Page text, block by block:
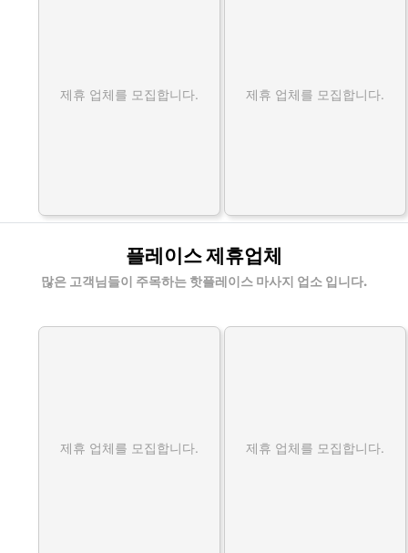
제휴 업체를 모집합니다. 제휴 업체를 모집합니다.
플레이스 제휴업체
많은 고객님들이 주목하는 핫플레이스 마사지 업소 입니다.
제휴 업체를 모집합니다. 제휴 업체를 모집합니다.